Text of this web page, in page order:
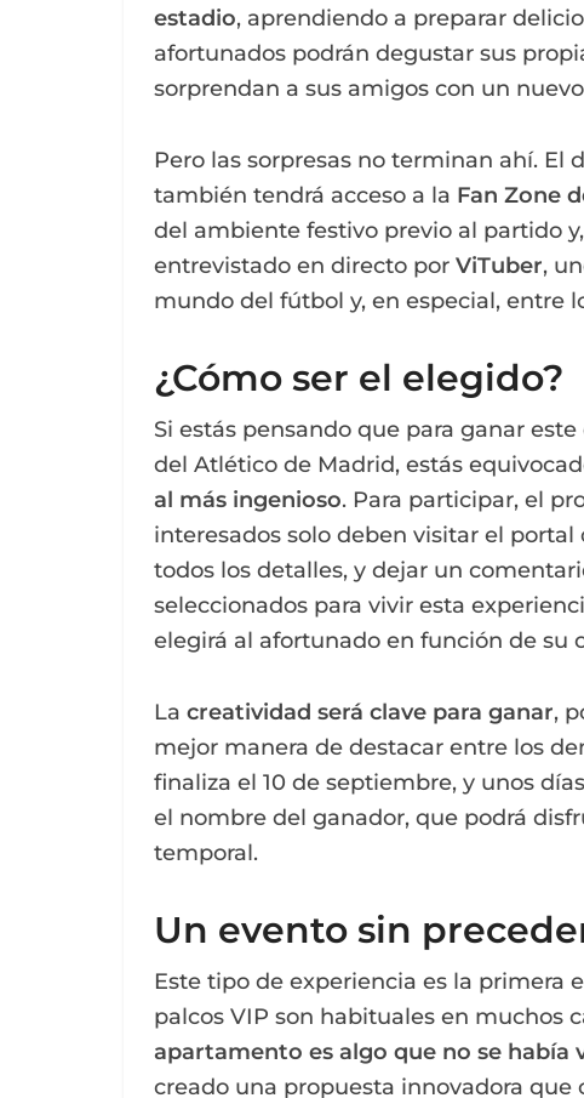
estadio, aprendiendo a preparar
afortunados podrán degustar sus
sorprendan a sus amigos con un
Pero las sorpresas no terminan ahí. El
también tendrá acceso a la Fan Zone
del ambiente festivo previo al partido
entrevistado en directo por ViTuber,
mundo del fútbol y, en especial, entre
¿Cómo ser el elegido?
Si estás pensando que para ganar
del Atlético de Madrid, estás
al más ingenioso. Para participar, el
interesados solo deben visitar el
todos los detalles, y dejar un
seleccionados para vivir esta
elegirá al afortunado en función de su
La creatividad será clave para ganar,
mejor manera de destacar entre los
finaliza el 10 de septiembre, y unos
el nombre del ganador, que podrá
temporal.
Un evento sin
Este tipo de experiencia es la primera
palcos VIP son habituales en muchos
apartamento es algo que no se había
creado una propuesta innovadora